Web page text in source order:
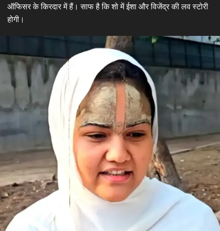
ऑफिसर के किरदार में हैं। साफ है कि शो में ईशा और विजेंद्र की लव स्टोरी
होगी।